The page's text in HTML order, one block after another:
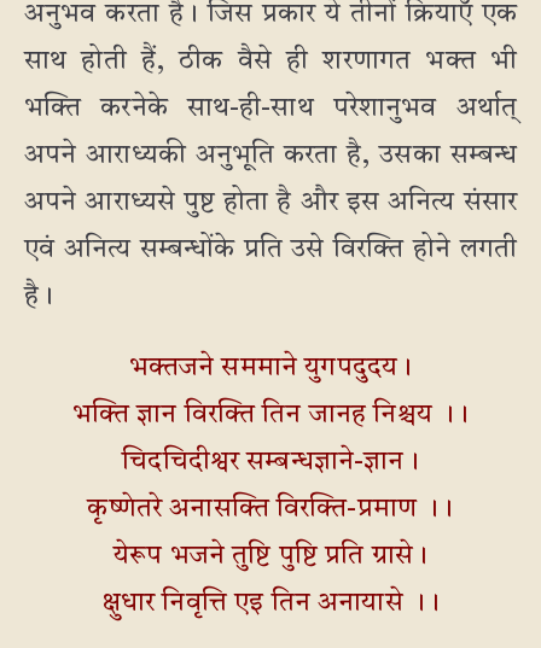
अनुभव करता है। जिस प्रकार ये तीनों क्रियाएँ एक
साथ होती हैं, ठीक वैसे ही शरणागत भक्त भी
भक्ति करनेके साथ-ही-साथ परेशानुभव अर्थात्
अपने आराध्यकी अनुभूति करता है, उसका सम्बन्ध
अपने आराध्यसे पुष्ट होता है और इस अनित्य संसार
एवं अनित्य सम्बन्धोंके प्रति उसे विरक्ति होने लगती
है।
भक्तजने सममाने युगपदुदय।
भक्ति ज्ञान विरक्ति तिन जानह निश्चय ।।
चिदचिदीश्वर सम्बन्धज्ञाने-ज्ञान।
कृष्णेतरे अनासक्ति विरक्ति-प्रमाण ।।
येरूप भजने तुष्टि पुष्टि प्रति ग्रासे।
क्षुधार निवृत्ति एइ तिन अनायासे ।।